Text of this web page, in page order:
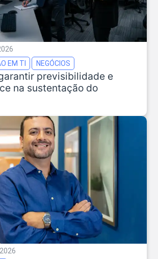
EM TI NEGÓCIOS
previsibilidade e
na sustentação do